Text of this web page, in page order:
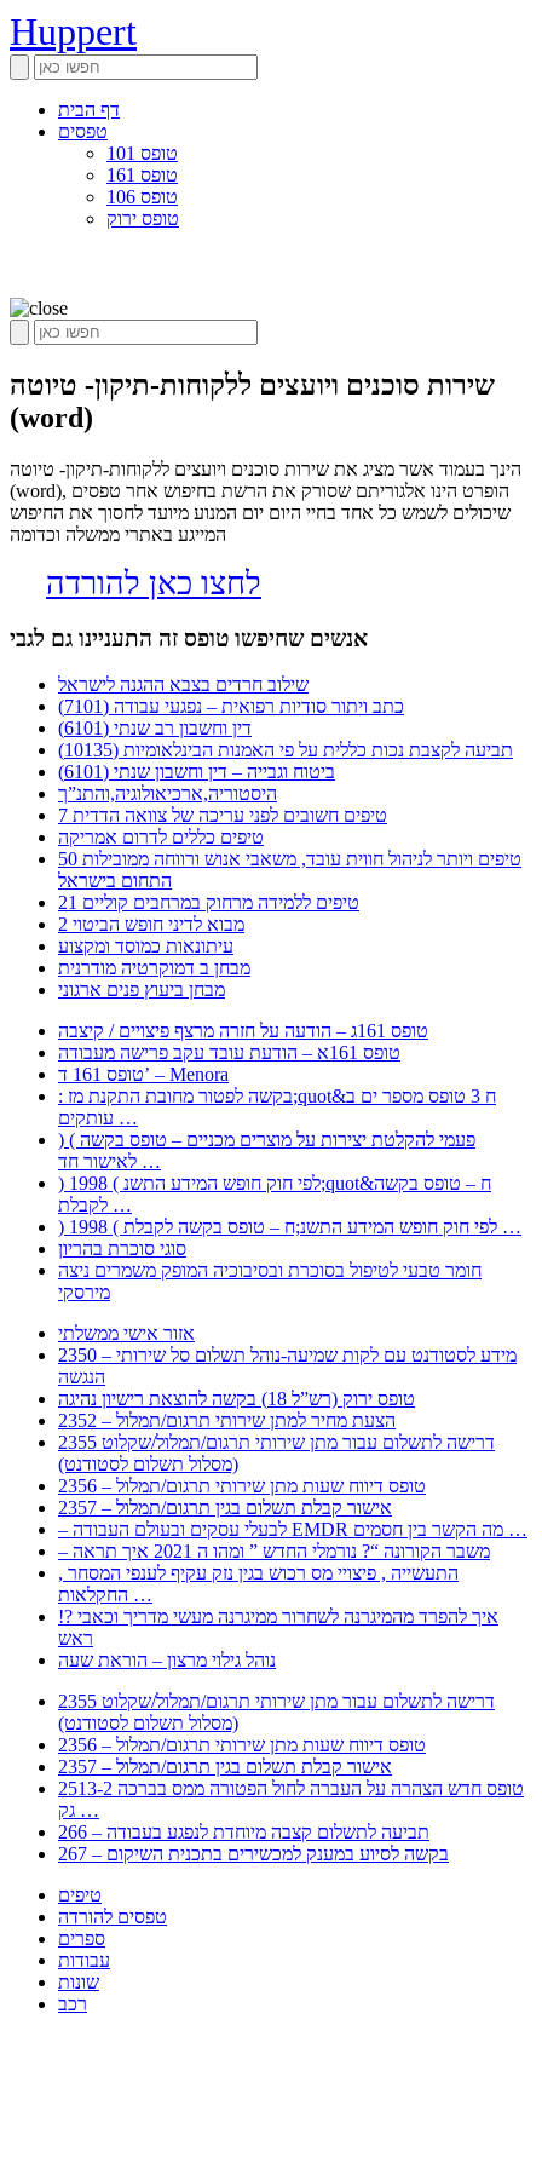
Huppert
דף הבית
טפסים
טופס 101
טופס 161
טופס 106
טופס ירוק
שירות סוכנים ויועצים ללקוחות-תיקון- טיוטה
(word)
הינך בעמוד אשר מציג את שירות סוכנים ויועצים ללקוחות-תיקון- טיוטה
(word), הופרט הינו אלגוריתם שסורק את הרשת בחיפוש אחר טפסים
שיכולים לשמש כל אחד בחיי היום יום המנוע מיועד לחסוך את החיפוש
המייגע באתרי ממשלה וכדומה
לחצו כאן להורדה
אנשים שחיפשו טופס זה התעניינו גם לגבי
שילוב חרדים בצבא ההגנה לישראל
כתב ויתור סודיות רפואית – נפגעי עבודה (7101)
דין וחשבון רב שנתי (6101)
תביעה לקצבת נכות כללית על פי האמנות הבינלאומיות (10135)
ביטוח וגבייה – דין וחשבון שנתי (6101)
היסטוריה,ארכיאולוגיה,והתנ”ך
7 טיפים חשובים לפני עריכה של צוואה הדדית
טיפים כללים לדרום אמריקה
50 טיפים ויותר לניהול חווית עובד, משאבי אנוש ורווחה ממובילות
התחום בישראל
21 טיפים ללמידה מרחוק במרחבים קוליים
מבוא לדיני חופש הביטוי 2
עיתונאות כמוסד ומקצוע
מבחן ב דמוקרטיה מודרנית
מבחן ביעוץ פנים ארגוני
טופס 161ג – הודעה על חזרה מרצף פיצויים / קיצבה
טופס 161א – הודעת עובד עקב פרישה מעבודה
טופס 161 ד’ – Menora
: בקשה לפטור מחובת התקנת מז;quot&ח 3 טופס מספר ים ב
עותקים …
) ( פעמי להקלטת יצירות על מוצרים מכניים – טופס בקשה
לאישור חד …
) 1998 ( לפי חוק חופש המידע התשנ;quot&ח – טופס בקשה
לקבלת …
) 1998 ( לפי חוק חופש המידע התשנ;ח – טופס בקשה לקבלת …
סוגי סוכרת בהריון
חומר טבעי לטיפול בסוכרת ובסיבוכיה המופק משמרים ניצה
מירסקי
אזור אישי ממשלתי
2350 – מידע לסטודנט עם לקות שמיעה-נוהל תשלום סל שירותי
הנגשה
טופס ירוק (רש”ל 18) בקשה להוצאת רישיון נהיגה
2352 – הצעת מחיר למתן שירותי תרגום/תמלול
2355 דרישה לתשלום עבור מתן שירותי תרגום/תמלול/שקלוט
(מסלול תשלום לסטודנט)
2356 – טופס דיווח שעות מתן שירותי תרגום/תמלול
2357 – אישור קבלת תשלום בגין תרגום/תמלול
– לבעלי עסקים ובעולם העבודה EMDR מה הקשר בין חסמים …
– משבר הקורונה “? נורמלי החדש ” ומהו ה 2021 איך תראה
, התעשייה , פיצויי מס רכוש בגין נזק עקיף לענפי המסחר
החקלאות …
!? איך להפרד מהמיגרנה לשחרור ממיגרנה מעשי מדריך וכאבי
ראש
נוהל גילוי מרצון – הוראת שעה
2355 דרישה לתשלום עבור מתן שירותי תרגום/תמלול/שקלוט
(מסלול תשלום לסטודנט)
2356 – טופס דיווח שעות מתן שירותי תרגום/תמלול
2357 – אישור קבלת תשלום בגין תרגום/תמלול
2513-2 טופס חדש הצהרה על העברה לחול הפטורה ממס בברכה
גק …
266 – תביעה לתשלום קצבה מיוחדת לנפגע בעבודה
267 – בקשה לסיוע במענק למכשירים בתכנית השיקום
טיפים
טפסים להורדה
ספרים
עבודות
שונות
רכב